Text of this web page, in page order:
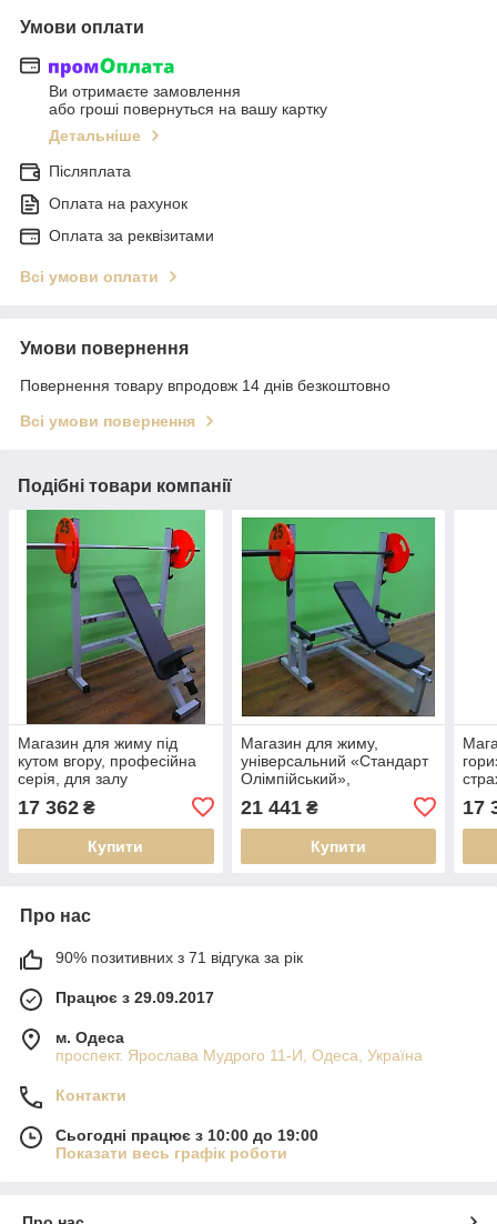
Умови оплати
Ви отримаєте замовлення
або гроші повернуться на вашу картку
Детальніше
Післяплата
Оплата на рахунок
Оплата за реквізитами
Всі умови оплати
Умови повернення
Повернення товару впродовж 14 днів безкоштовно
Всі умови повернення
Подібні товари компанії
Магазин для жиму під
кутом вгору, професійна
серія, для залу
17 362 ₴
Купити
Магазин для жиму,
універсальний «Стандарт
Олімпійський»,
(RNS_ПС-6-ЛАВІЧКА-ДЛЯ-
ЖИМА-ОЛИ)
21 441₴
Купити
17
Про нас
90% позитивних з 71 відгука за рік
Працює з 29.09.2017
м. Одеса
проспект. Ярослава Мудрого 11-И, Одеса, Україна
Контакти
Сьогодні працює з 10:00 до 19:00
Показати весь графік роботи